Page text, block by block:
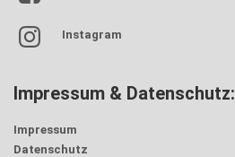
Instagram
Impressum & Datenschutz:
Impressum
Datenschutz